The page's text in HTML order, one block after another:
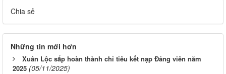
Chia sẻ
Những tin mới hơn
Xuân Lộc sắp hoàn thành chỉ tiêu kết nạp Đảng viên năm
2025 (05/11/2025)